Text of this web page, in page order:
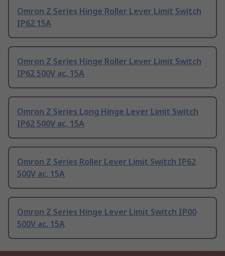
Omron Z Series Hinge Roller Lever Limit Switch
IP62 15A
Omron Z Series Hinge Roller Lever Limit Switch
IP62 500V ac, 15A
Omron Z Series Long Hinge Lever Limit Switch
IP62 500V ac, 15A
Omron Z Series Roller Lever Limit Switch IP62
500V ac, 15A
Omron Z Series Hinge Lever Limit Switch IP00
500V ac, 15A